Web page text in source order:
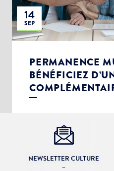
14
SEP
PERMANENCE
BÉNÉFICIEZ
NEWSLETTER CULTURE
–